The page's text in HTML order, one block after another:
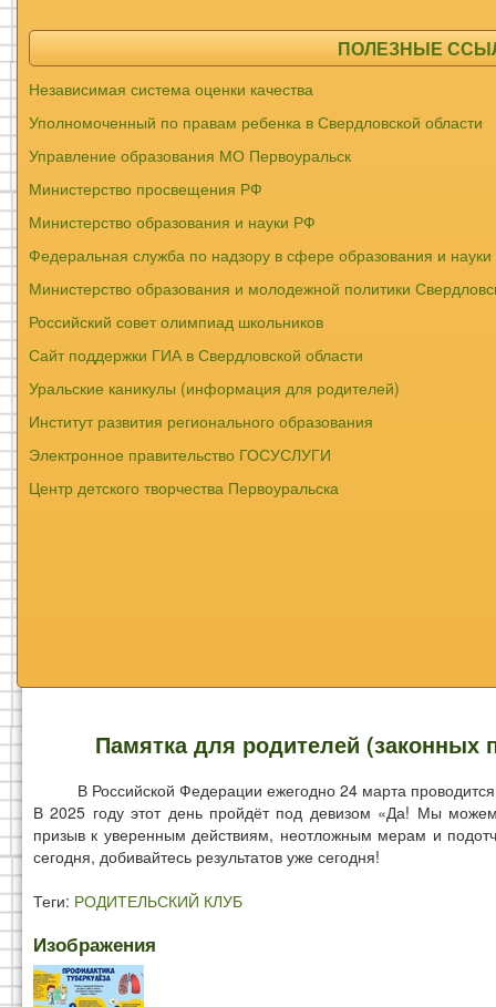
ПОЛЕЗНЫЕ
Независимая система оценки качества
Уполномоченный по правам ребенка в Свердловской области
Управление образования МО Первоуральск
Министерство просвещения РФ
Министерство образования и науки РФ
Федеральная служба по надзору в сфере образования и науки
Министерство образования и молодежной политики
Российский совет олимпиад школьников
Сайт поддержки ГИА в Свердловской области
Уральские каникулы (информация для родителей)
Институт развития регионального образования
Электронное правительство ГОСУСЛУГИ
Центр детского творчества Первоуральска
Памятка для родителей (законных
В Российской Федерации ежегодно 24 марта
В 2025 году этот день пройдёт под девизом «Да! Мы
призыв к уверенным действиям, неотложным мерам и
сегодня, добивайтесь результатов уже сегодня!
Теги: РОДИТЕЛЬСКИЙ КЛУБ
Изображения